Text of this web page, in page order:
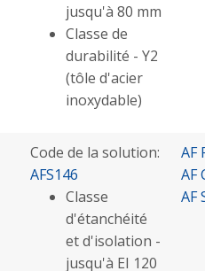
jusqu'à 80 mm
Classe de
durabilité - Y2
(tôle d'acier
inoxydable)
Code de la solution:
AFS146
Classe
d'étanchéité
et d'isolation -
jusqu'à EI 120
AF
AF
AF